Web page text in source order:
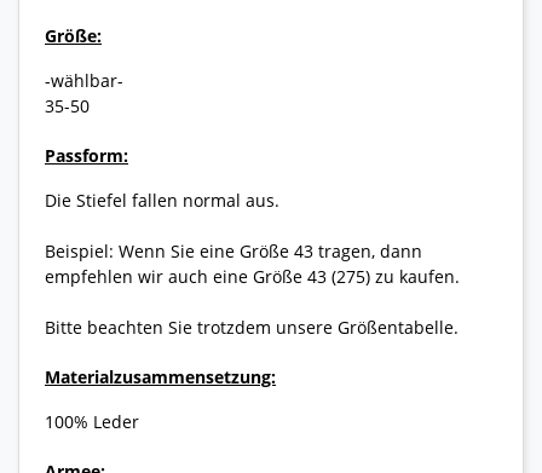
Größe:
-wählbar-
35-50
Passform:
Die Stiefel fallen normal aus.
Beispiel: Wenn Sie eine Größe 43 tragen, dann
empfehlen wir auch eine Größe 43 (275) zu kaufen.
Bitte beachten Sie trotzdem unsere Größentabelle.
Materialzusammensetzung:
100% Leder